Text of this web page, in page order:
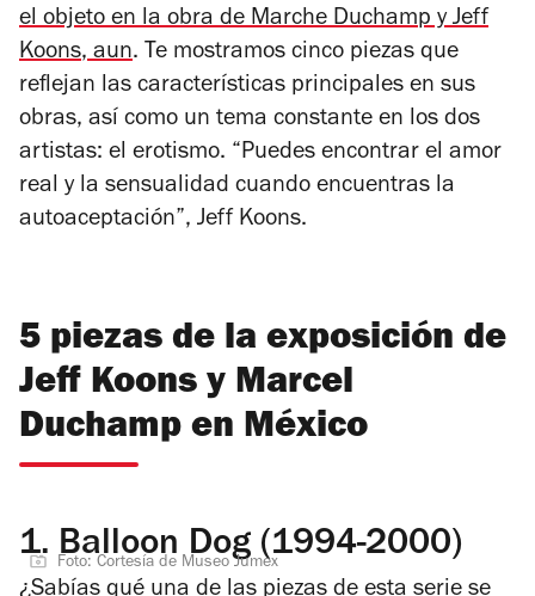
el objeto en la obra de Marche Duchamp y Jeff
Koons, aun. Te mostramos cinco piezas que
reflejan las características principales en sus
obras, así como un tema constante en los dos
artistas: el erotismo. “Puedes encontrar el amor
real y la sensualidad cuando encuentras la
autoaceptación”, Jeff Koons.
5 piezas de la exposición de
Jeff Koons y Marcel
Duchamp en México
1. Balloon Dog (1994-2000)
Foto: Cortesía de Museo Jumex
¿Sabías qué una de las piezas de esta serie se